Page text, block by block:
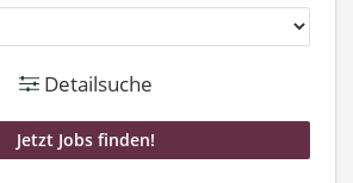
Detailsuche